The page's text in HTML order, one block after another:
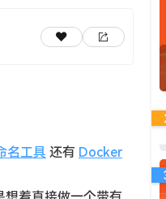
名工具 还有 Docker